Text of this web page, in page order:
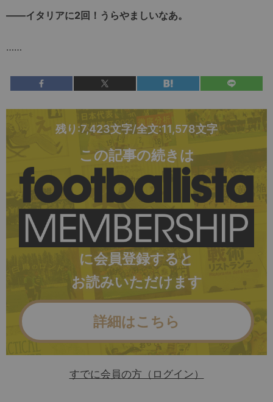
――イタリアに2回！うらやましいなあ。
……
残り:7,423文字/全文:11,578文字
この記事の続きは
に会員登録すると
お読みいただけます
詳細はこちら
すでに会員の方（ログイン）